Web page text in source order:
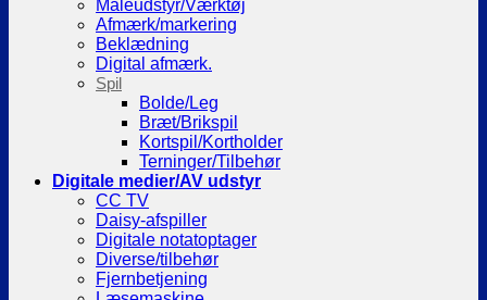
Måleudstyr/Værktøj
Afmærk/markering
Beklædning
Digital afmærk.
Spil
Bolde/Leg
Bræt/Brikspil
Kortspil/Kortholder
Terninger/Tilbehør
Digitale medier/AV udstyr
CC TV
Daisy-afspiller
Digitale notatoptager
Diverse/tilbehør
Fjernbetjening